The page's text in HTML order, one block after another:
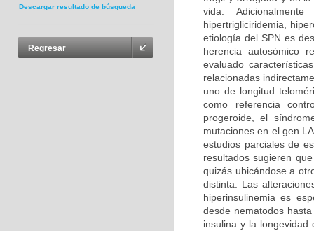
Descargar resultado de búsqueda
Regresar
vida.
hipertrigliciridemia,
etiología del SPN es
herencia autosómico
evaluado
relacionadas
uno de longitud
como referencia
progeroide, el
mutaciones en el gen
estudios parciales de
resultados sugieren
quizás ubicándose a
distinta. Las
hiperinsulinemia es
desde nematodos
insulina y la